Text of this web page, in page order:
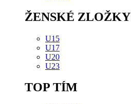
ŽENSKÉ ZLOŽKY
U15
U17
U20
U23
TOP TÍM